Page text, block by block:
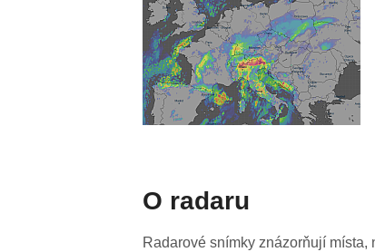
O radaru
Radarové snímky znázorňují místa,